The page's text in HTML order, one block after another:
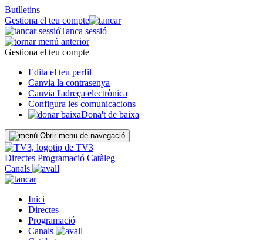
Butlletins
Gestiona el teu compte
Tanca sessió
Gestiona el teu compte
Edita el teu perfil
Canvia la contrasenya
Canvia l'adreça electrònica
Configura les comunicacions
Dona't de baixa
Obrir menu de navegació
Directes Programació Catàleg
Canals
Inici
Directes
Programació
Canals